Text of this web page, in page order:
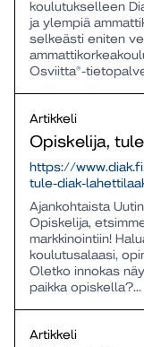
koulutukselleen
ja ylempiä
selkeästi eniten
Osviitta®-
Artikkeli
Opiskelija,
https://
tule-diak-
Ajankohtaista
Opiskelija,
markkinointiin!
koulutusalaasi,
Oletko innokas
paikka opiskella?...
Artikkeli